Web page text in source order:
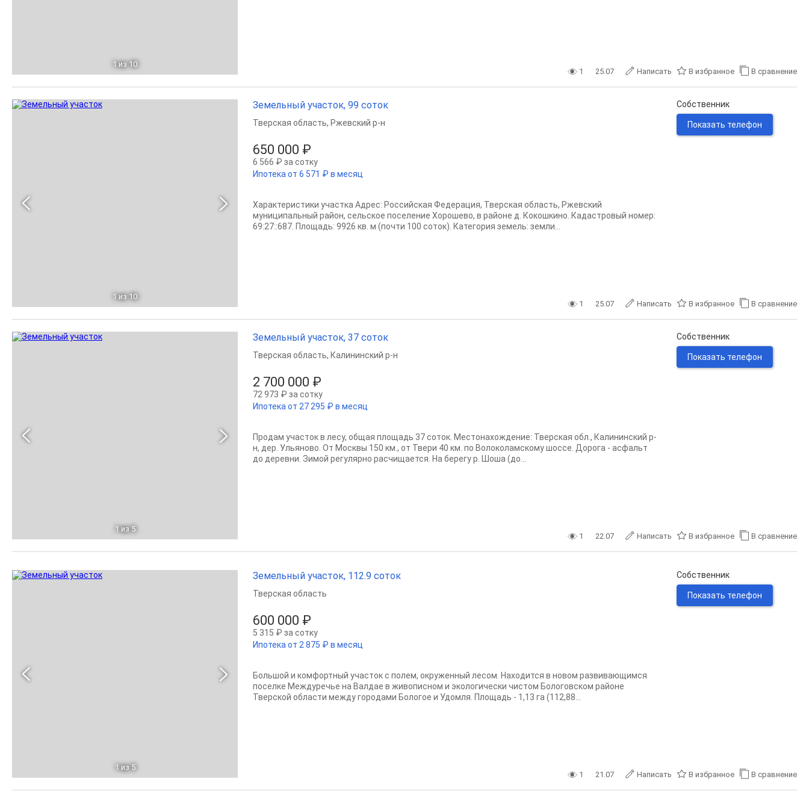
1 из 10
1 25.07 Написать В избранное В сравнение
1 из 10
Земельный участок, 99 соток
650 000 ₽
6 566 ₽ за сотку
Ипотека от 6 571 ₽ в месяц
Тверская область, Ржевский р-н
Характеристики участка Адрес: Российская Федерация, Тверская область, Ржевский
муниципальный район, сельское поселение Хорошево, в районе д. Кокошкино. Кадастровый номер:
69:27::687. Площадь: 9926 кв. м (почти 100 соток). Категория земель: земли...
Собственник
Показать телефон
1 25.07 Написать В избранное В сравнение
1 из 5
Земельный участок, 37 соток
2 700 000 ₽
72 973 ₽ за сотку
Ипотека от 27 295 ₽ в месяц
Тверская область, Калининский р-н
Продам участок в лесу, общая площадь 37 соток. Местонахождение: Тверская обл., Калининский р-
н, дер. Ульяново. От Москвы 150 км., от Твери 40 км. по Волоколамскому шоссе. Дорога - асфальт
до деревни. Зимой регулярно расчищается. На берегу р. Шоша (до...
Собственник
Показать телефон
1 22.07 Написать В избранное В сравнение
1 из 5
Земельный участок, 112.9 соток
600 000 ₽
5 315 ₽ за сотку
Ипотека от 2 875 ₽ в месяц
Тверская область
Большой и комфортный участок с полем, окруженный лесом. Находится в новом развивающимся
поселке Междуречье на Валдае в живописном и экологически чистом Бологовском районе
Тверской области между городами Бологое и Удомля. Площадь - 1,13 га (112,88...
Собственник
Показать телефон
1 21.07 Написать В избранное В сравнение